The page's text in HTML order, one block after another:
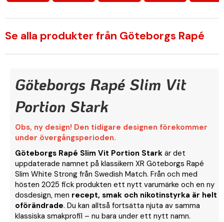
Se alla produkter från Göteborgs Rapé
Göteborgs Rapé Slim Vit
Portion Stark
Obs, ny design! Den tidigare designen förekommer
under övergångsperioden.
Göteborgs Rapé Slim Vit Portion Stark är det
uppdaterade namnet på klassikern XR Göteborgs Rapé
Slim White Strong från Swedish Match. Från och med
hösten 2025 fick produkten ett nytt varumärke och en ny
dosdesign, men recept, smak och nikotinstyrka är helt
oförändrade. Du kan alltså fortsätta njuta av samma
klassiska smakprofil – nu bara under ett nytt namn.